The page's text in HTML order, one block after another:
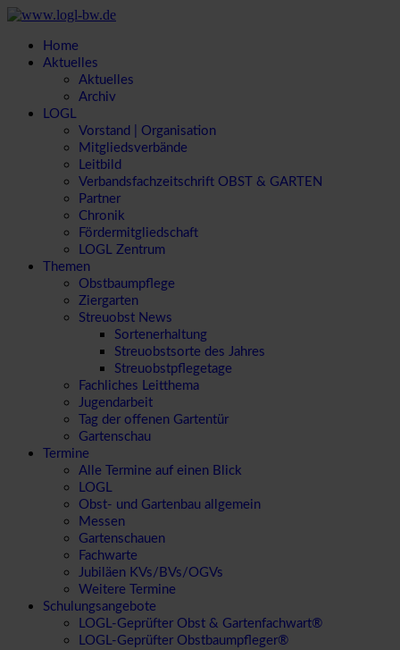
Home
Aktuelles
Aktuelles
Archiv
LOGL
Vorstand | Organisation
Mitgliedsverbände
Leitbild
Verbandsfachzeitschrift OBST & GARTEN
Partner
Chronik
Fördermitgliedschaft
LOGL Zentrum
Themen
Obstbaumpflege
Ziergarten
Streuobst News
Sortenerhaltung
Streuobstsorte des Jahres
Streuobstpflegetage
Fachliches Leitthema
Jugendarbeit
Tag der offenen Gartentür
Gartenschau
Termine
Alle Termine auf einen Blick
LOGL
Obst- und Gartenbau allgemein
Messen
Gartenschauen
Fachwarte
Jubiläen KVs/BVs/OGVs
Weitere Termine
Schulungsangebote
LOGL-Geprüfter Obst & Gartenfachwart®
LOGL-Geprüfter Obstbaumpfleger®